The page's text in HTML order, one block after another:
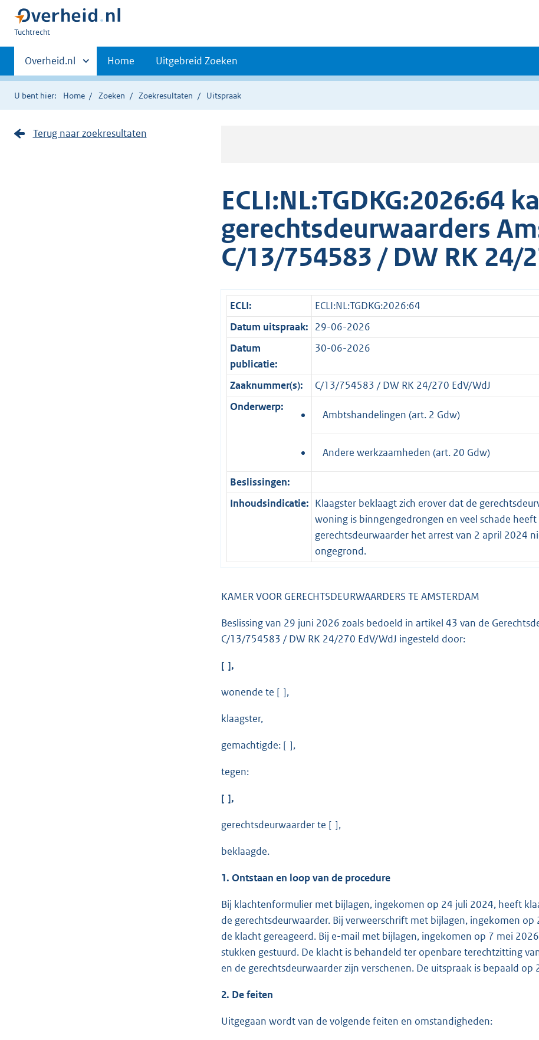
U
hier:
Tuchtrecht
Primaire
navigatie
Andere
sites
binnen
Overheid.nl Home Uitgebreid Zoeken
U bent hier: Home Zoeken Zoekresultaten Uitspraak
ECLI:NL:TGDKG:2026:64
gerechtsdeurwaarders
C/13/754583 / DW RK 24/
ECLI:
ECLI:NL:TGDKG:2026:64
Datum uitspraak: 29-06-2026
Datum
publicatie:
30-06-2026
Zaaknummer(s):
C/13/754583 / DW RK 24/270 EdV/WdJ
Onderwerp:
Ambtshandelingen (art. 2 Gdw)
Andere werkzaamheden (art. 20 Gdw)
Beslissingen:
Inhoudsindicatie: Klaagster beklaagt zich erover dat de
woning is binngengedrongen en veel schade
gerechtsdeurwaarder het arrest van 2 april 2024
ongegrond.
KAMER VOOR GERECHTSDEURWAARDERS TE AMSTERDAM
Beslissing van 29 juni 2026 zoals bedoeld in artikel 43 van de
C/13/754583 / DW RK 24/270 EdV/WdJ ingesteld door:
[ ],
wonende te [ ],
klaagster,
gemachtigde: [ ],
tegen:
[ ],
gerechtsdeurwaarder te [ ],
beklaagde.
1. Ontstaan en loop van de procedure
Bij klachtenformulier met bijlagen, ingekomen op 24 juli 2024, heeft
de gerechtsdeurwaarder. Bij verweerschrift met bijlagen, ingekomen
de klacht gereageerd. Bij e-mail met bijlagen, ingekomen op 7 mei
stukken gestuurd. De klacht is behandeld ter openbare terechtzitting
en de gerechtsdeurwaarder zijn verschenen. De uitspraak is bepaald op
2. De feiten
Uitgegaan wordt van de volgende feiten en omstandigheden:
Terug naar zoekresultaten